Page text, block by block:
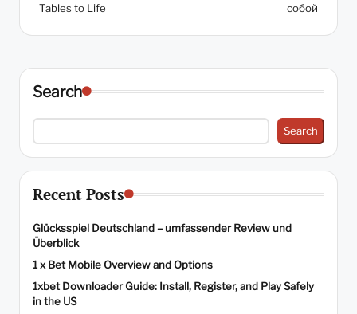
Tables to Life
собой
Search
Search
Recent Posts
Glücksspiel Deutschland – umfassender Review und
Überblick
1 x Bet Mobile Overview and Options
1xbet Downloader Guide: Install, Register, and Play Safely
in the US